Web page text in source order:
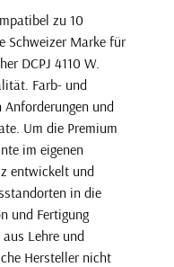
zu 10
Schweizer Marke für
DCPJ 4110 W.
Farb- und
und
Um die Premium
im eigenen
entwickelt und
in die
und Fertigung
Lehre und
Hersteller nicht